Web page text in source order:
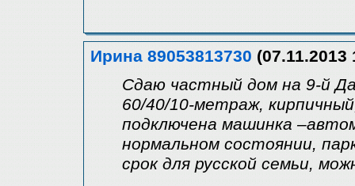
Ирина 89053813730 (07.11.2013
Сдаю частный дом на 9-й
60/40/10-метраж,
подключена машинка
нормальном состоянии,
срок для русской семьи,